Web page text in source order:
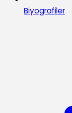
Biyografiler